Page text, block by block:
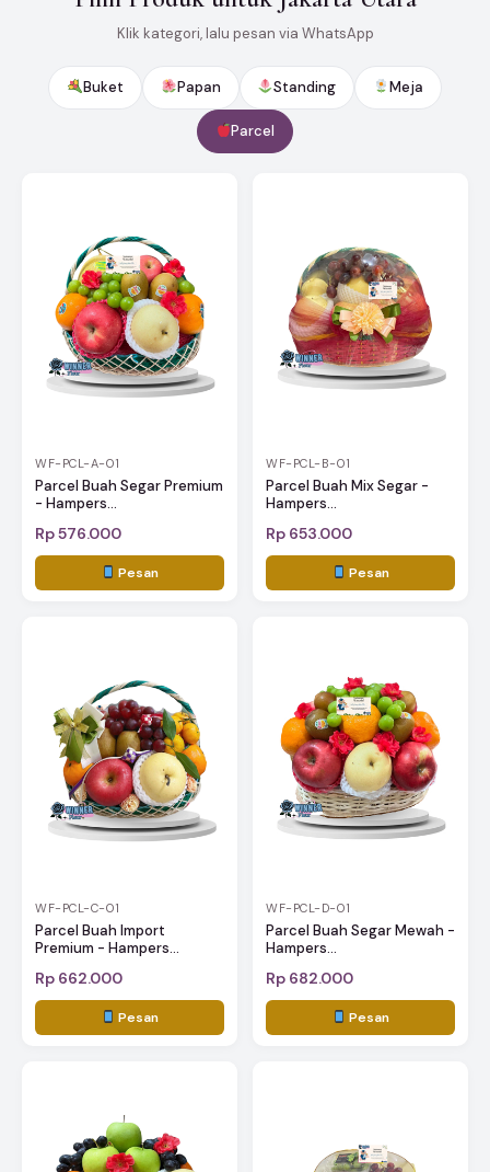
Klik kategori, lalu pesan via WhatsApp
Buket Papan Standing Meja
Parcel
WF-PCL-A-01
Parcel Buah Segar Premium
- Hampers...
Rp 576.000
Pesan
WF-PCL-B-01
Parcel Buah Mix Segar -
Hampers...
Rp 653.000
Pesan
WF-PCL-C-01
Parcel Buah Import
Premium - Hampers...
Rp 662.000
Pesan
WF-PCL-D-01
Parcel Buah Segar Mewah -
Hampers...
Rp 682.000
Pesan